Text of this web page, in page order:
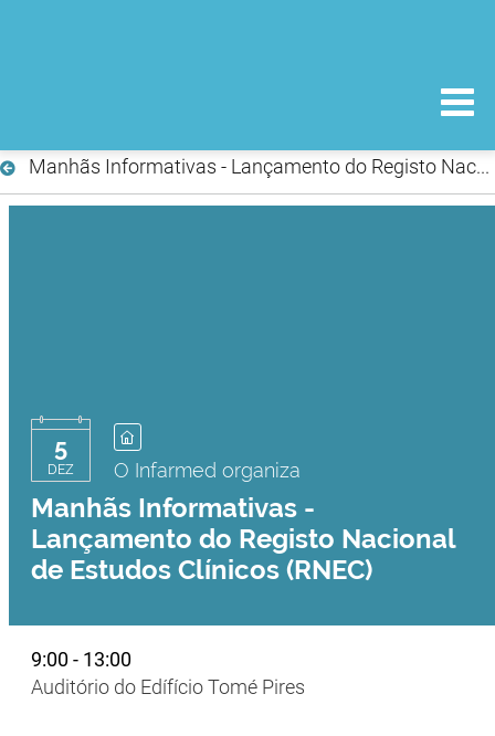
Manhãs Informativas - Lançamento do Registo Nacional de Estudos Clínicos (RNEC)
5
DEZ O Infarmed organiza
Manhãs Informativas -
Lançamento do Registo Nacional
de Estudos Clínicos (RNEC)
9:00 - 13:00
Auditório do Edífício Tomé Pires